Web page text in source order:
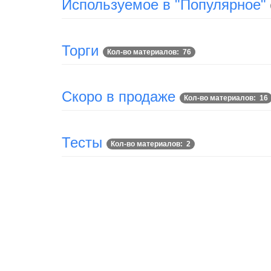
Используемое в "Популярное"
Торги Кол-во материалов: 76
Скоро в продаже Кол-во материалов: 16
Тесты Кол-во материалов: 2